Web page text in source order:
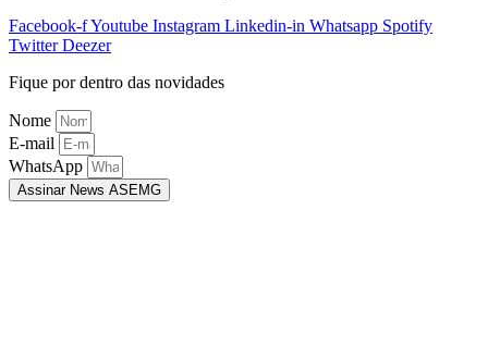
Facebook-fYoutube Instagram Linkedin-in Whatsapp Spotify
Twitter Deezer
Fique por dentro das novidades
Nome
E-mail
WhatsApp
Assinar News ASEMG